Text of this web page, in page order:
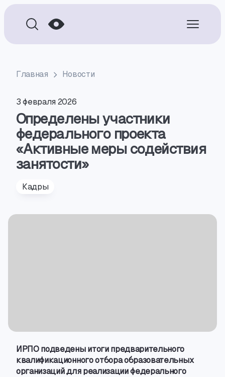
Главная Новости
3 февраля 2026
Определены участники
федерального проекта
«Активные меры содействия
занятости»
Кадры
ИРПО подведены итоги предварительного
квалификационного отбора образовательных
организаций для реализации федерального